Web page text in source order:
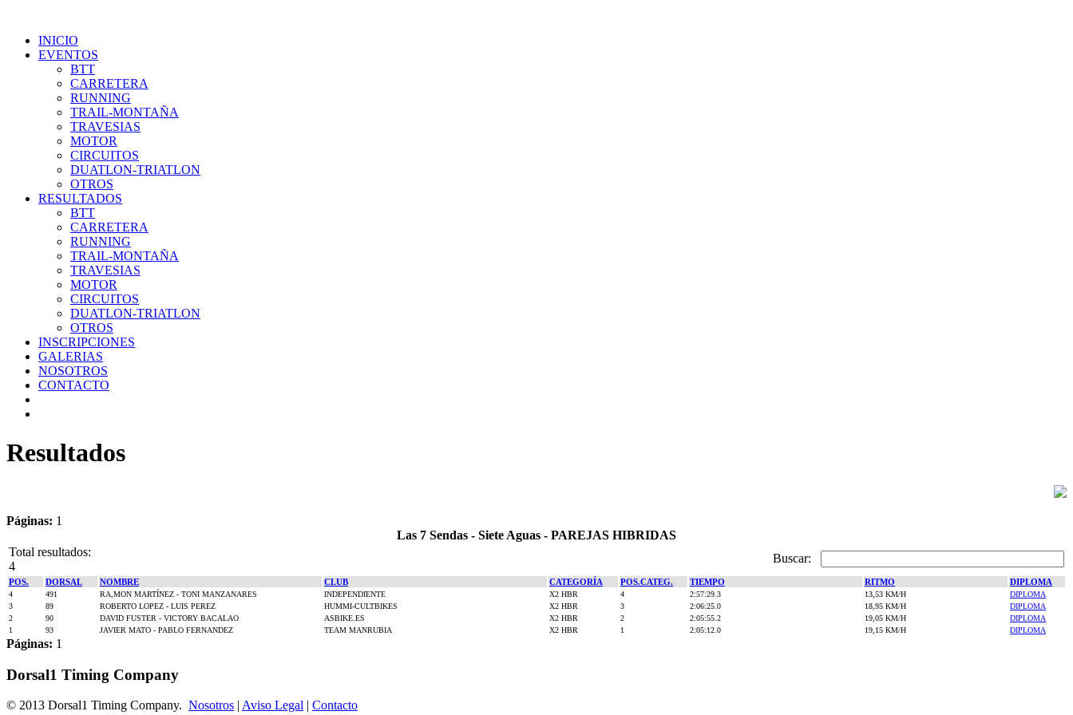
INICIO
EVENTOS
BTT
CARRETERA
RUNNING
TRAIL-MONTAÑA
TRAVESIAS
MOTOR
CIRCUITOS
DUATLON-TRIATLON
OTROS
RESULTADOS
BTT
CARRETERA
RUNNING
TRAIL-MONTAÑA
TRAVESIAS
MOTOR
CIRCUITOS
DUATLON-TRIATLON
OTROS
INSCRIPCIONES
GALERIAS
NOSOTROS
CONTACTO
Resultados
Páginas: 1
Las 7 Sendas - Siete Aguas - PAREJAS HIBRIDAS
Total resultados:
4
Buscar:
POS. DORSAL NOMBRE CLUB CATEGORÍA POS.CATEG. TIEMPO RITMO DIPLOMA
4 491 RA,MON MARTÍNEZ - TONI MANZANARES INDEPENDIENTE X2 HBR 4 2:57:29.3 13,53 KM/H
DIPLOMA
3
89 ROBERTO LOPEZ - LUIS PEREZ HUMMI-CULTBIKES X2 HBR 3 2:06:25.0 18,95 KM/H
DIPLOMA
2
90 DAVID FUSTER - VICTORY BACALAO ASBIKE.ES X2 HBR 2 2:05:55.2 19,05 KM/H
DIPLOMA
1
93 JAVIER MATO - PABLO FERNANDEZ TEAM MANRUBIA X2 HBR 1 2:05:12.0 19,15 KM/H DIPLOMA
Páginas: 1
Dorsal1 Timing Company
© 2013 Dorsal1 Timing Company. Nosotros | Aviso Legal | Contacto